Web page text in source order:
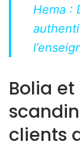
Hema :
Bolia
clients